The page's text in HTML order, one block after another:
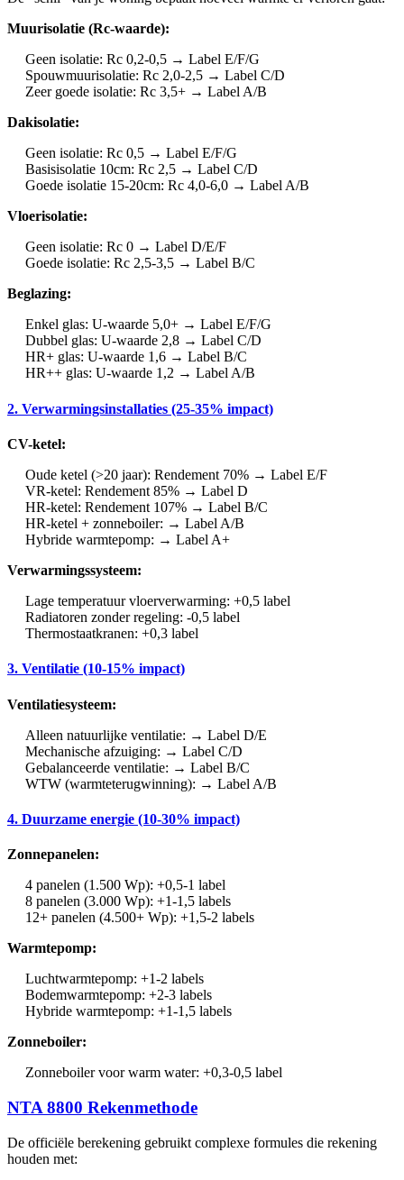
Muurisolatie (Rc-waarde):
Geen isolatie: Rc 0,2-0,5 → Label E/F/G
Spouwmuurisolatie: Rc 2,0-2,5 → Label C/D
Zeer goede isolatie: Rc 3,5+ → Label A/B
Dakisolatie:
Geen isolatie: Rc 0,5 → Label E/F/G
Basisisolatie 10cm: Rc 2,5 → Label C/D
Goede isolatie 15-20cm: Rc 4,0-6,0 → Label A/B
Vloerisolatie:
Geen isolatie: Rc 0 → Label D/E/F
Goede isolatie: Rc 2,5-3,5 → Label B/C
Beglazing:
Enkel glas: U-waarde 5,0+ → Label E/F/G
Dubbel glas: U-waarde 2,8 → Label C/D
HR+ glas: U-waarde 1,6 → Label B/C
HR++ glas: U-waarde 1,2 → Label A/B
2. Verwarmingsinstallaties (25-35% impact)
CV-ketel:
Oude ketel (>20 jaar): Rendement 70% → Label E/F
VR-ketel: Rendement 85% → Label D
HR-ketel: Rendement 107% → Label B/C
HR-ketel + zonneboiler: → Label A/B
Hybride warmtepomp: → Label A+
Verwarmingssysteem:
Lage temperatuur vloerverwarming: +0,5 label
Radiatoren zonder regeling: -0,5 label
Thermostaatkranen: +0,3 label
3. Ventilatie (10-15% impact)
Ventilatiesysteem:
Alleen natuurlijke ventilatie: → Label D/E
Mechanische afzuiging: → Label C/D
Gebalanceerde ventilatie: → Label B/C
WTW (warmteterugwinning): → Label A/B
4. Duurzame energie (10-30% impact)
Zonnepanelen:
4 panelen (1.500 Wp): +0,5-1 label
8 panelen (3.000 Wp): +1-1,5 labels
12+ panelen (4.500+ Wp): +1,5-2 labels
Warmtepomp:
Luchtwarmtepomp: +1-2 labels
Bodemwarmtepomp: +2-3 labels
Hybride warmtepomp: +1-1,5 labels
Zonneboiler:
Zonneboiler voor warm water: +0,3-0,5 label
NTA 8800 Rekenmethode
De officiële berekening gebruikt complexe formules die rekening
houden met: